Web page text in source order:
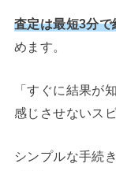
査定は最短3分で
めます。
「すぐに結果が
感じさせないス
シンプルな手続